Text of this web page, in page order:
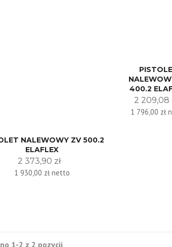
NALEWOWY ZV 500.2
ELAFLEX
2 373,90 zł
1 930,00 zł netto
400.2
2 209,08
1 796,00 zł
1-2 z 2 pozycji